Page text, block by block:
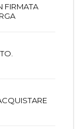
FIRMATA